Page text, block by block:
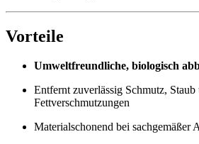
Vorteile
Umweltfreundliche, biologisch
Entfernt zuverlässig Schmutz, Staub
Fettverschmutzungen
Materialschonend bei sachgemäßer